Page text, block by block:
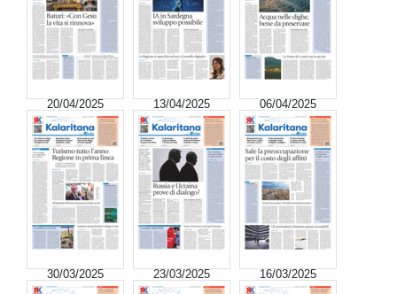
20/04/2025 13/04/2025 06/04/2025
30/03/2025 23/03/2025 16/03/2025